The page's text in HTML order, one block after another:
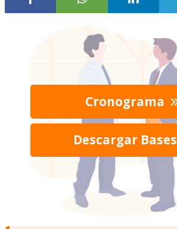
Cronograma
Descargar Bases